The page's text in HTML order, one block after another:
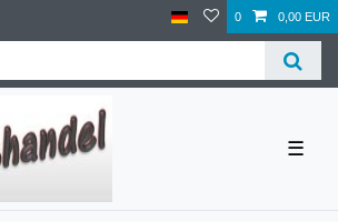
0 0,00 EUR
☰